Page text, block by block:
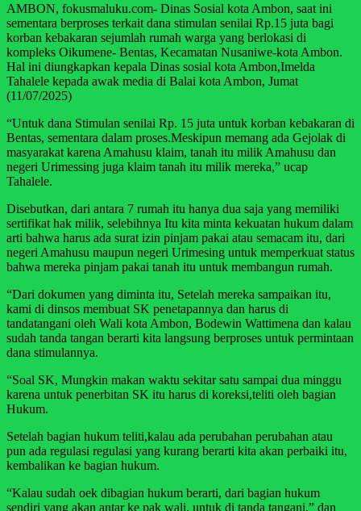
AMBON, fokusmaluku.com- Dinas Sosial kota Ambon, saat ini
sementara berproses terkait dana stimulan senilai Rp.15 juta bagi
korban kebakaran sejumlah rumah warga yang berlokasi di
kompleks Oikumene- Bentas, Kecamatan Nusaniwe-kota Ambon.
Hal ini diungkapkan kepala Dinas sosial kota Ambon,Imelda
Tahalele kepada awak media di Balai kota Ambon, Jumat
(11/07/2025)
“Untuk dana Stimulan senilai Rp. 15 juta untuk korban kebakaran di
Bentas, sementara dalam proses.Meskipun memang ada Gejolak di
masyarakat karena Amahusu klaim, tanah itu milik Amahusu dan
negeri Urimessing juga klaim tanah itu milik mereka,” ucap
Tahalele.
Disebutkan, dari antara 7 rumah itu hanya dua saja yang memiliki
sertifikat hak milik, selebihnya Itu kita minta kekuatan hukum dalam
arti bahwa harus ada surat izin pinjam pakai atau semacam itu, dari
negeri Amahusu maupun negeri Urimesing untuk memperkuat status
bahwa mereka pinjam pakai tanah itu untuk membangun rumah.
“Dari dokumen yang diminta itu, Setelah mereka sampaikan itu,
kami di dinsos membuat SK penetapannya dan harus di
tandatangani oleh Wali kota Ambon, Bodewin Wattimena dan kalau
sudah tanda tangan berarti kita langsung berproses untuk permintaan
dana stimulannya.
“Soal SK, Mungkin makan waktu sekitar satu sampai dua minggu
karena untuk penerbitan SK itu harus di koreksi,teliti oleh bagian
Hukum.
Setelah bagian hukum teliti,kalau ada perubahan perubahan atau
pun ada regulasi regulasi yang kurang berarti kita akan perbaiki itu,
kembalikan ke bagian hukum.
“Kalau sudah oek dibagian hukum berarti, dari bagian hukum
sendiri yang akan antar ke pak wali, untuk di tanda tangani,” dan